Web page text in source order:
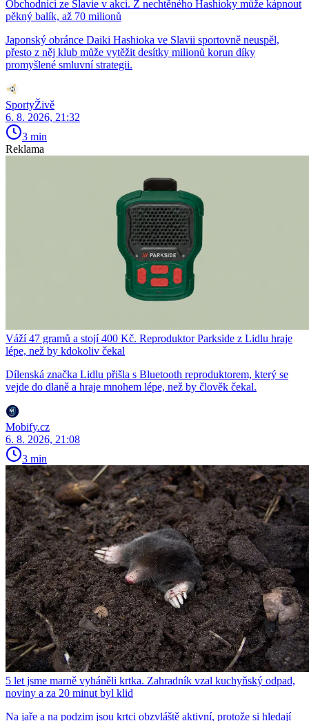
Obchodníci ze Slavie v akci. Z nechtěného Hashioky může kápnout
pěkný balík, až 70 milionů
Japonský obránce Daiki Hashioka ve Slavii sportovně neuspěl,
přesto z něj klub může vytěžit desítky milionů korun díky
promyšlené smluvní strategii.
SportyŽivě
6. 8. 2026, 21:32
3 min
Reklama
Váží 47 gramů a stojí 400 Kč. Reproduktor Parkside z Lidlu hraje
lépe, než by kdokoliv čekal
Dílenská značka Lidlu přišla s Bluetooth reproduktorem, který se
vejde do dlaně a hraje mnohem lépe, než by člověk čekal.
Mobify.cz
6. 8. 2026, 21:08
3 min
5 let jsme marně vyháněli krtka. Zahradník vzal kuchyňský odpad,
noviny a za 20 minut byl klid
Na jaře a na podzim jsou krtci obzvláště aktivní, protože si hledají